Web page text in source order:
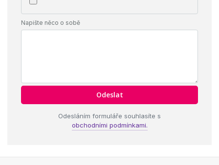
Napište něco o sobě
Odesláním formuláře souhlasíte s
obchodními podmínkami.